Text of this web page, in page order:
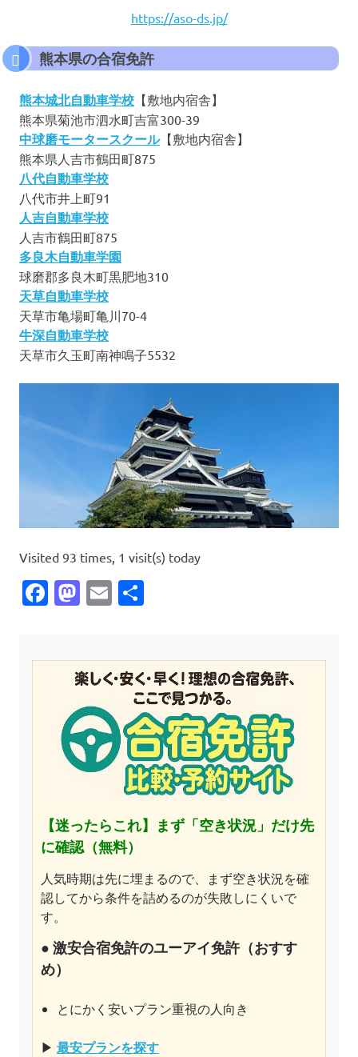
https://aso-ds.jp/
熊本県の合宿免許
熊本城北自動車学校 【敷地内宿舎】
熊本県菊池市泗水町吉富300-39
中球磨モータースクール【敷地内宿舎】
熊本県人吉市鶴田町875
八代自動車学校
八代市井上町91
人吉自動車学校
人吉市鶴田町875
多良木自動車学園
球磨郡多良木町黒肥地310
天草自動車学校
天草市亀場町亀川70-4
牛深自動車学校
天草市久玉町南神鳴子5532
Visited 93 times, 1 visit(s) today
Facebook
Mastodon
Email
【迷ったらこれ】 まず「空き状況」だけ先
に確認（無料）
人気時期は先に埋まるので、まず空き状況を確
認してから条件を詰めるのが失敗しにくいで
す。
● 激安合宿免許のユーアイ免許（おすす
め）
とにかく安いプラン重視の人向き
▶ 最安プランを探す